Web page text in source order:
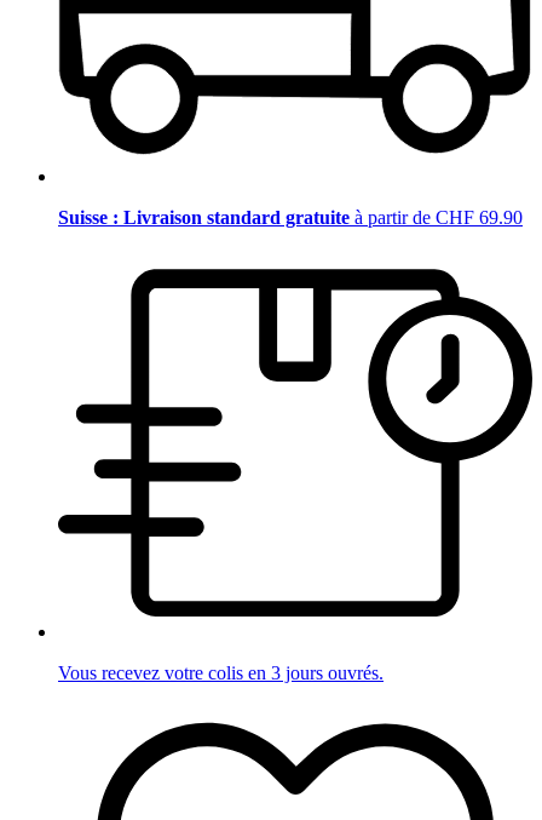
Suisse : Livraison standard gratuite à partir de CHF 69.90
Vous recevez votre colis en 3 jours ouvrés.